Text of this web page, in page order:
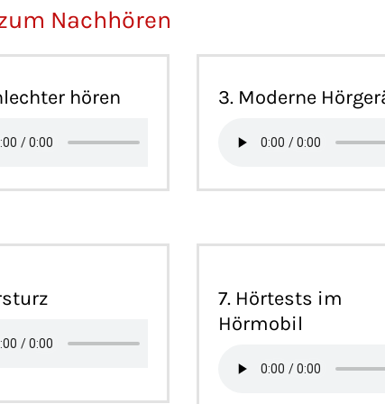
Nachhören
hören 3. Moderne
7. Hörtests im
Hörmobil